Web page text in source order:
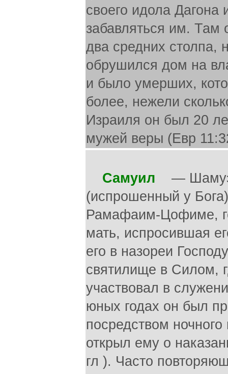
своего идола
забавляться им. Там
два средних столпа,
обрушился дом на
и было умерших,
более, нежели
Израиля он был 20
мужей веры (Евр
Самуил —
(испрошенный у
Рамафаим-Цофиме,
мать, испросившая
его в назореи
святилище в Силом,
участвовал в
юных годах он был
посредством
открыл ему о
гл ). Часто